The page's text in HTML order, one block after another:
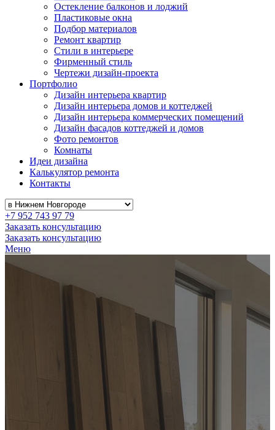
Остекление балконов и лоджий
Пластиковые окна
Подбор материалов
Ремонт квартир
Стили в интерьере
Фирменный стиль
Чертежи дизайн-проекта
Портфолио
Дизайн интерьера квартир
Дизайн интерьера домов и коттеджей
Дизайн интерьера коммерческих помещений
Дизайн фасадов коттеджей и домов
Фото ремонтов
Комнаты
Идеи дизайна
Калькулятор ремонта
Контакты
+7 952 743 97 79
Заказать консультацию
Заказать консультацию
Меню